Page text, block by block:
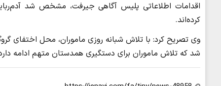
اقدامات اطلاعاتی پلیس آگاهی جیرفت، مشخص شد
کرده‌اند.
وی تصریح کرد: با تلاش شبانه روزی ماموران، محل اختفای
شد که تلاش ماموران برای دستگیری همدستان متهم ادامه